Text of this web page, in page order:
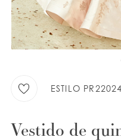
LISTA DE
ESTILO PR22024
Vestido de